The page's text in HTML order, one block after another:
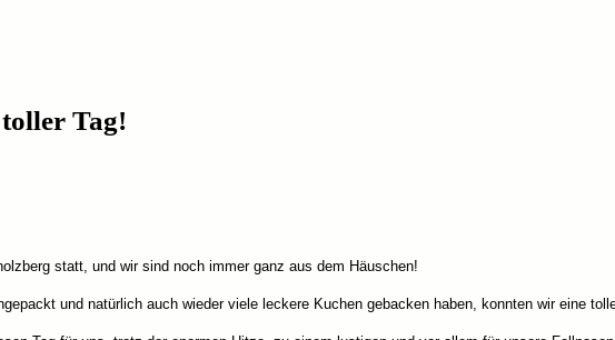
Tag!
statt, und wir sind noch immer ganz aus dem Häuschen!
und natürlich auch wieder viele leckere Kuchen gebacken haben, konnten wir eine